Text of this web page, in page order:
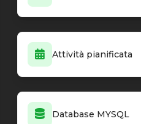
Attività pianificata
Database MYSQL